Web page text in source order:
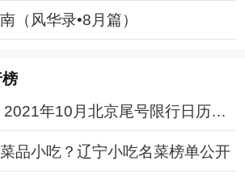
（风华录•8月篇）
年10月北京尾号限行日历表
）
品小吃？辽宁小吃名菜榜单公开